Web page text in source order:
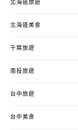
北海道旅遊
北海道美食
千葉旅遊
南投旅遊
台中旅遊
台中美食